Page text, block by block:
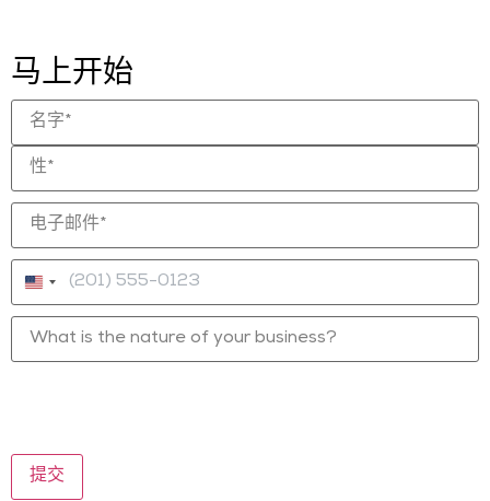
马上开始
美国 +1
What